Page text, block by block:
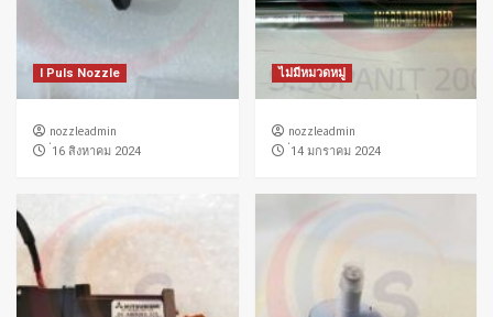
I Puls Nozzle
nozzleadmin
่16 สิงหาคม 2024
ไม่มีหมวดหมู่
nozzleadmin
่14 มกราคม 2024